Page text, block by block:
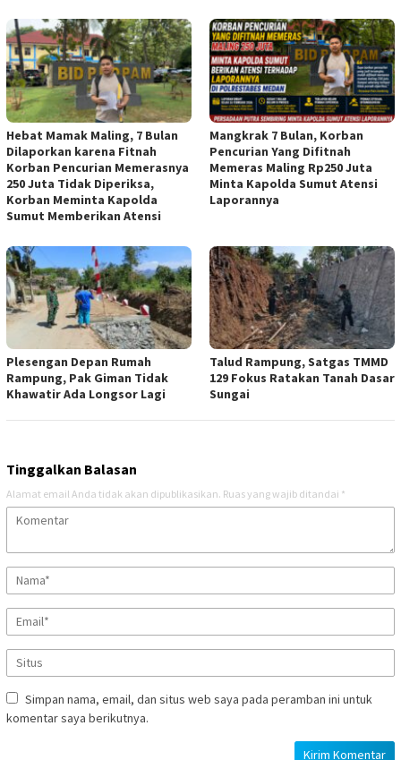
Hebat Mamak Maling, 7 Bulan
Dilaporkan karena Fitnah
Korban Pencurian Memerasnya
250 Juta Tidak Diperiksa,
Korban Meminta Kapolda
Sumut Memberikan Atensi
Mangkrak 7 Bulan, Korban
Pencurian Yang Difitnah
Memeras Maling Rp250 Juta
Minta Kapolda Sumut Atensi
Laporannya
Plesengan Depan Rumah
Rampung, Pak Giman Tidak
Khawatir Ada Longsor Lagi
Talud Rampung, Satgas TMMD
129 Fokus Ratakan Tanah Dasar
Sungai
Tinggalkan Balasan
Alamat email Anda tidak akan dipublikasikan. Ruas yang wajib ditandai *
Simpan nama, email, dan situs web saya pada peramban ini untuk
komentar saya berikutnya.